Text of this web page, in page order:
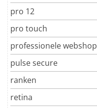
pro 12
pro touch
professionele webshop
pulse secure
ranken
retina